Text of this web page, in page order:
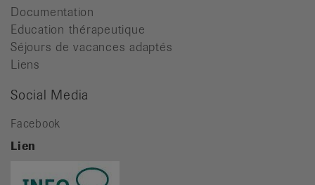
Documentation
Education thérapeutique
Séjours de vacances adaptés
Liens
Social Media
Facebook
Lien